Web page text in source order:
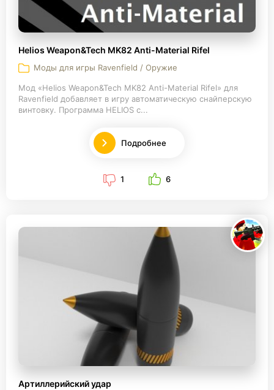
Helios Weapon&Tech MK82 Anti-Material Rifel
Моды для игры Ravenfield / Оружие
Мод «Helios Weapon&Tech MK82 Anti-Material Rifel» для
Ravenfield добавляет в игру автоматическую снайперскую
винтовку. Программа HELIOS с...
Подробнее
1 6
Артиллерийский удар